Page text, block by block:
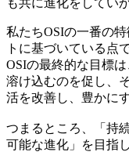
私たちOSIの一番の
トに基づいている点
OSIの最終的な目標
溶け込むのを促し、
活を改善し、豊かに
つまるところ、「持
可能な進化」を目指